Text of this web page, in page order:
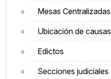
Mesas Centralizadas
Ubicación de causas
Edictos
Secciones judiciales